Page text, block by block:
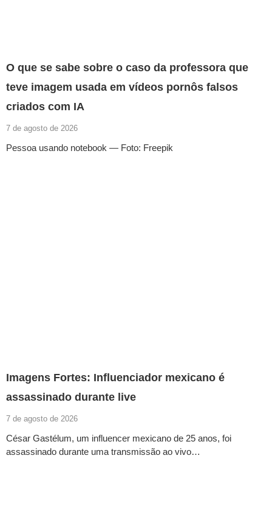
O que se sabe sobre o caso da professora que
teve imagem usada em vídeos pornôs falsos
criados com IA
7 de agosto de 2026
Pessoa usando notebook — Foto: Freepik
Imagens Fortes: Influenciador mexicano é
assassinado durante live
7 de agosto de 2026
César Gastélum, um influencer mexicano de 25 anos, foi
assassinado durante uma transmissão ao vivo…